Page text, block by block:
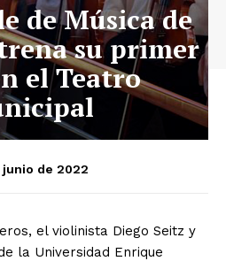
de Música de
su primer
el Teatro
junio de 2022
el violinista Diego Seitz y
la Universidad Enrique